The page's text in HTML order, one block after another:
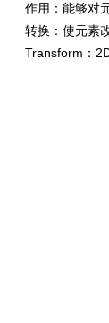
作用：能够对
转换：使元素
Transform：2D